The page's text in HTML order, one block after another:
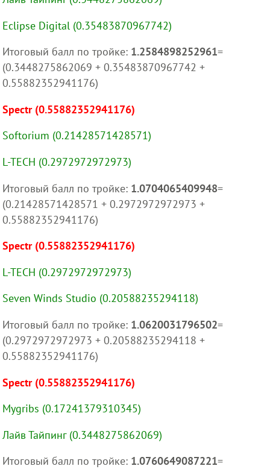
Eclipse Digital (0.35483870967742)
Итоговый балл по тройке: 1.2584898252961=
(0.3448275862069 + 0.35483870967742 +
0.55882352941176)
Spectr (0.55882352941176)
Softorium (0.21428571428571)
L-TECH (0.2972972972973)
Итоговый балл по тройке: 1.0704065409948=
(0.21428571428571 + 0.2972972972973 +
0.55882352941176)
Spectr (0.55882352941176)
L-TECH (0.2972972972973)
Seven Winds Studio (0.20588235294118)
Итоговый балл по тройке: 1.0620031796502=
(0.2972972972973 + 0.20588235294118 +
0.55882352941176)
Spectr (0.55882352941176)
Mygribs (0.17241379310345)
Лайв Тайпинг (0.3448275862069)
Итоговый балл по тройке: 1.0760649087221=